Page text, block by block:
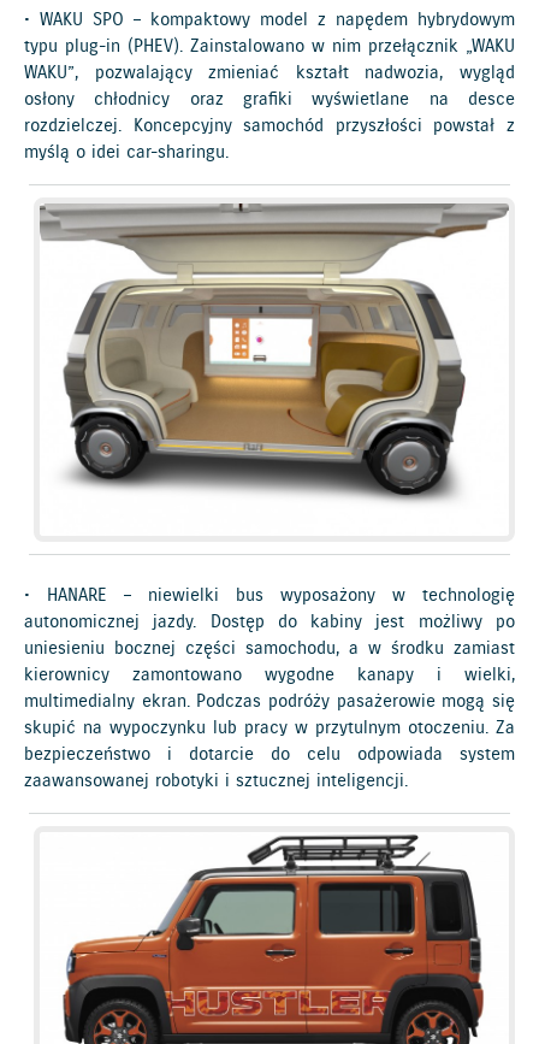
• WAKU SPO – kompaktowy model z napędem hybrydowym
typu plug-in (PHEV). Zainstalowano w nim przełącznik „WAKU
WAKU”, pozwalający zmieniać kształt nadwozia, wygląd
osłony chłodnicy oraz grafiki wyświetlane na desce
rozdzielczej. Koncepcyjny samochód przyszłości powstał z
myślą o idei car-sharingu.
• HANARE – niewielki bus wyposażony w technologię
autonomicznej jazdy. Dostęp do kabiny jest możliwy po
uniesieniu bocznej części samochodu, a w środku zamiast
kierownicy zamontowano wygodne kanapy i wielki,
multimedialny ekran. Podczas podróży pasażerowie mogą się
skupić na wypoczynku lub pracy w przytulnym otoczeniu. Za
bezpieczeństwo i dotarcie do celu odpowiada system
zaawansowanej robotyki i sztucznej inteligencji.